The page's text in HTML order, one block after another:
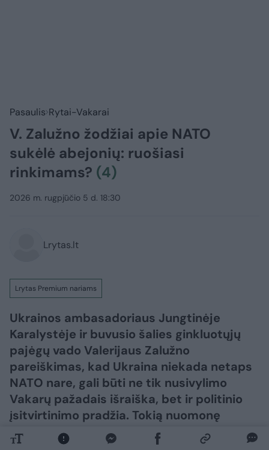
Pasaulis Rytai-Vakarai
V. Zalužno žodžiai apie NATO
sukėlė abejonių: ruošiasi
rinkimams? (4)
2026 m. rugpjūčio 5 d. 18:30
Lrytas.lt
Lrytas Premium nariams
Ukrainos ambasadoriaus Jungtinėje
Karalystėje ir buvusio šalies ginkluotųjų
pajėgų vado Valerijaus Zalužno
pareiškimas, kad Ukraina niekada netaps
NATO nare, gali būti ne tik nusivylimo
Vakarų pažadais išraiška, bet ir politinio
įsitvirtinimo pradžia. Tokią nuomonę
„Lietuvos ryto“ televizijos laidoje „Nauja